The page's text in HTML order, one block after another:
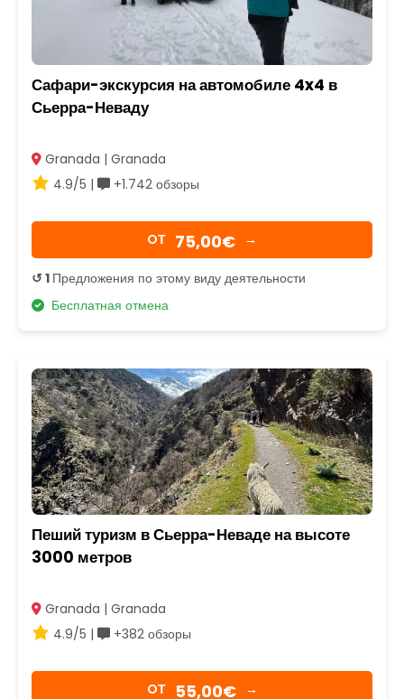
Сафари-экскурсия на автомобиле 4x4 в
Сьерра-Неваду
Granada | Granada
4.9/5 |
+1.742 обзоры
OТ 75,00€ →
↺ 1 Предложения по этому виду деятельности
Бесплатная отмена
Пеший туризм в Сьерра-Неваде на высоте
3000 метров
Granada | Granada
4.9/5 |
+382 обзоры
OТ 55,00€ →